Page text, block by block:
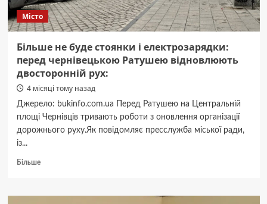
Місто
Більше не буде стоянки і електрозарядки:
перед чернівецькою Ратушею відновлюють
двосторонній рух:
4 місяці тому назад
Джерело: bukinfo.com.ua Перед Ратушею на Центральній
площі Чернівців тривають роботи з оновлення організації
дорожнього руху.Як повідомляє пресслужба міської ради,
із...
БільшеДокладніше
не